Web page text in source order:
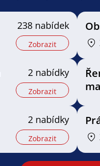
238 nabídek
Zobrazit
2 nabídky
Zobrazit
2 nabídky
Zobrazit